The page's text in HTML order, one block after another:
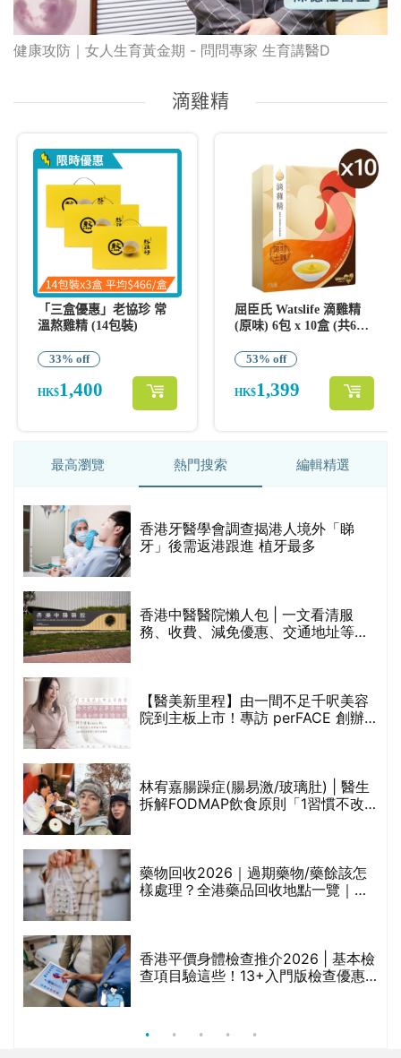
健康攻防｜女人生育黃金期 - 問問專家 生育講醫D
最高瀏覽 熱門搜索 編輯精選
香港牙醫學會調查揭港人境外「睇
牙」後需返港跟進 植牙最多
香港中醫醫院懶人包 | 一文看清服
務、收費、減免優惠、交通地址等
【醫美新里程】由一間不足千呎美容
院到主板上市！專訪 perFACE 創辦
林宥嘉腸躁症(腸易激/玻璃肚) | 醫生
拆解FODMAP飲食原則「1習慣不改
藥物回收2026｜過期藥物/藥餘該怎
樣處理？全港藥品回收地點一覽｜屈
香港平價身體檢查推介2026 | 基本檢
查項目驗這些！13+入門版檢查優惠